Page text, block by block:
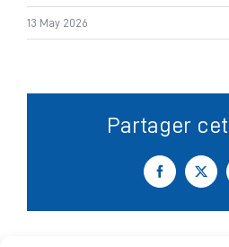
Antidopage
13 May 2026
Partager
Facebook
X